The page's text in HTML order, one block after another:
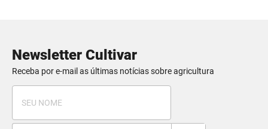
Newsletter Cultivar
Receba por e-mail as últimas notícias sobre agricultura